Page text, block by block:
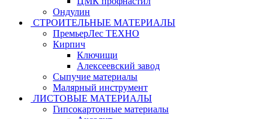
Ондулин
СТРОИТЕЛЬНЫЕ МАТЕРИАЛЫ
ПремьерЛес ТЕХНО
Кирпич
Ключищи
Алексеевский завод
Сыпучие материалы
Малярный инструмент
ЛИСТОВЫЕ МАТЕРИАЛЫ
Гипсокартонные материалы